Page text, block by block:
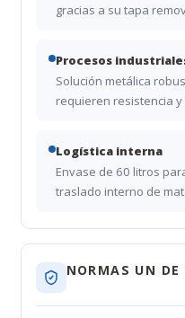
gracias a su tapa
Procesos
Solución metálica
requieren resistencia
Logística interna
Envase de 60 litros
traslado interno de
NORMAS UN DE